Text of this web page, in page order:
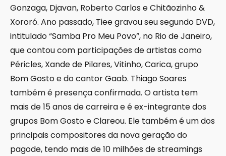
Gonzaga, Djavan, Roberto Carlos e Chitãozinho &
Xororó. Ano passado, Tiee gravou seu segundo DVD,
intitulado “Samba Pro Meu Povo”, no Rio de Janeiro,
que contou com participações de artistas como
Péricles, Xande de Pilares, Vitinho, Carica, grupo
Bom Gosto e do cantor Gaab. Thiago Soares
também é presença confirmada. O artista tem
mais de 15 anos de carreira e é ex-integrante dos
grupos Bom Gosto e Clareou. Ele também é um dos
principais compositores da nova geração do
pagode, tendo mais de 10 milhões de streamings